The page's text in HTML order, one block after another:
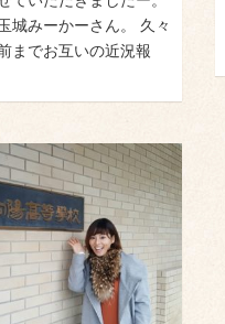
城みーかーさん。 久々
までお互いの近況報